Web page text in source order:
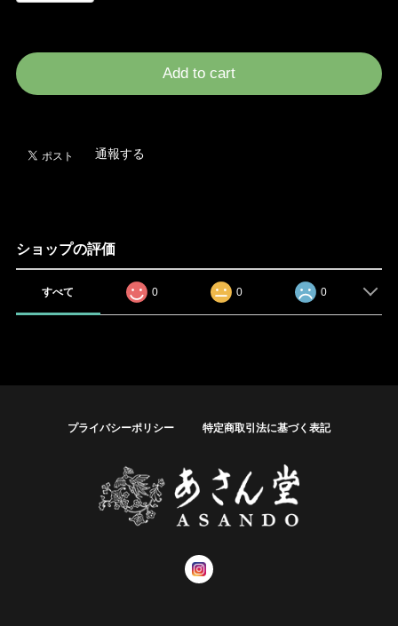
Add to cart
通報する
ショップの評価
すべて 0 0 0
プライバシーポリシー 特定商取引法に基づく表記